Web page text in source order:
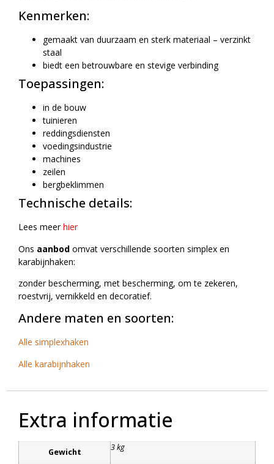
Kenmerken:
gemaakt van duurzaam en sterk materiaal – verzinkt
staal
biedt een betrouwbare en stevige verbinding
Toepassingen:
in de bouw
tuinieren
reddingsdiensten
voedingsindustrie
machines
zeilen
bergbeklimmen
Technische details:
Lees meerhier
Ons aanbod omvat verschillende soorten simplex en
karabijnhaken:
zonder bescherming, met bescherming, om te zekeren,
roestvrij, vernikkeld en decoratief.
Andere maten en soorten:
Alle simplexhaken
Alle karabijnhaken
Extra informatie
Gewicht 3 kg